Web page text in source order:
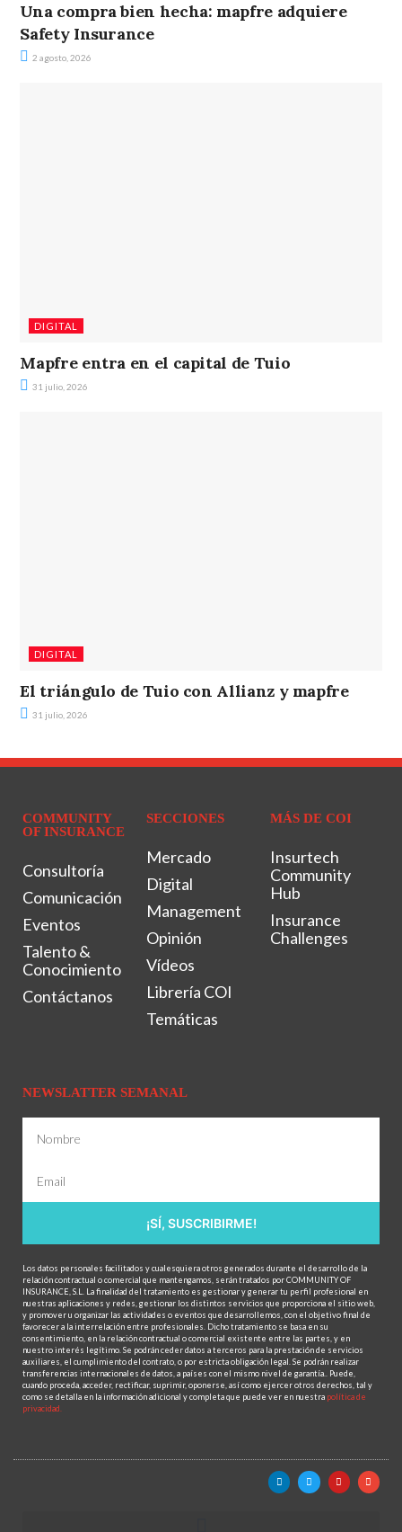
Una compra bien hecha: mapfre adquiere
Safety Insurance
2 agosto, 2026
DIGITAL
Mapfre entra en el capital de Tuio
31 julio, 2026
DIGITAL
El triángulo de Tuio con Allianz y mapfre
31 julio, 2026
COMMUNITY
OF INSURANCE
Consultoría
Comunicación
Eventos
Talento &
Conocimiento
Contáctanos
SECCIONES
Mercado
Digital
Management
Opinión
Vídeos
Librería COI
Temáticas
MÁS DE COI
Insurtech
Community
Hub
Insurance
Challenges
NEWSLATTER SEMANAL
¡SÍ, SUSCRIBIRME!
Los datos personales facilitados y cualesquiera otros generados durante el desarrollo de la
relación contractual o comercial que mantengamos, serán tratados por COMMUNITY OF
INSURANCE, S.L. La finalidad del tratamiento es gestionar y generar tu perfil profesional en
nuestras aplicaciones y redes, gestionar los distintos servicios que proporciona el sitio web,
y promover u organizar las actividades o eventos que desarrollemos, con el objetivo final de
favorecer a la interrelación entre profesionales. Dicho tratamiento se basa en su
consentimiento, en la relación contractual o comercial existente entre las partes, y en
nuestro interés legítimo. Se podrán ceder datos a terceros para la prestación de servicios
auxiliares, el cumplimiento del contrato, o por estricta obligación legal. Se podrán realizar
transferencias internacionales de datos, a países con el mismo nivel de garantía.. Puede,
cuando proceda, acceder, rectificar, suprimir, oponerse, así como ejercer otros derechos, tal y
como se detalla en la información adicional y completa que puede ver en nuestra política de
privacidad.